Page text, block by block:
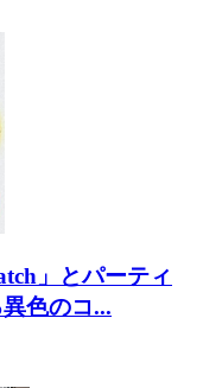
」とパーティ
色のコ...